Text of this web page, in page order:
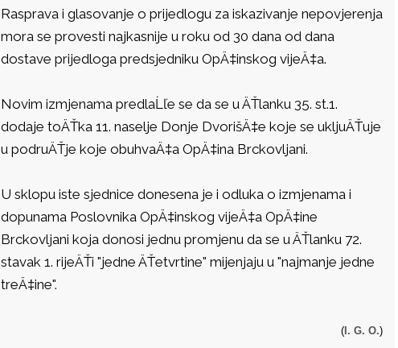
Rasprava i glasovanje o prijedlogu za iskazivanje nepovjerenja
mora se provesti najkasnije u roku od 30 dana od dana
dostave prijedloga predsjedniku OpÄ‡inskog vijeÄ‡a.
Novim izmjenama predlaĹľe se da se u ÄŤlanku 35. st.1.
dodaje toÄŤka 11. naselje Donje DvorišÄ‡e koje se ukljuÄŤuje
u podruÄŤje koje obuhvaÄ‡a OpÄ‡ina Brckovljani.
U sklopu iste sjednice donesena je i odluka o izmjenama i
dopunama Poslovnika OpÄ‡inskog vijeÄ‡a OpÄ‡ine
Brckovljani koja donosi jednu promjenu da se u ÄŤlanku 72.
stavak 1. rijeÄŤi "jedne ÄŤetvrtine" mijenjaju u "najmanje jedne
treÄ‡ine".
(I. G. O.)